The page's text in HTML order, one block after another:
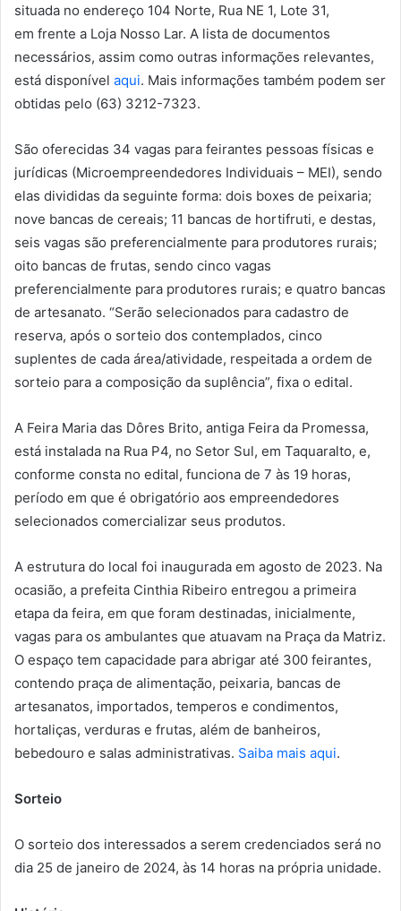
situada no endereço 104 Norte, Rua NE 1, Lote 31,
em frente a Loja Nosso Lar. A lista de documentos
necessários, assim como outras informações relevantes,
está disponível aqui. Mais informações também podem ser
obtidas pelo (63) 3212-7323.
São oferecidas 34 vagas para feirantes pessoas físicas e
jurídicas (Microempreendedores Individuais – MEI), sendo
elas divididas da seguinte forma: dois boxes de peixaria;
nove bancas de cereais; 11 bancas de hortifruti, e destas,
seis vagas são preferencialmente para produtores rurais;
oito bancas de frutas, sendo cinco vagas
preferencialmente para produtores rurais; e quatro bancas
de artesanato. “Serão selecionados para cadastro de
reserva, após o sorteio dos contemplados, cinco
suplentes de cada área/atividade, respeitada a ordem de
sorteio para a composição da suplência”, fixa o edital.
A Feira Maria das Dôres Brito, antiga Feira da Promessa,
está instalada na Rua P4, no Setor Sul, em Taquaralto, e,
conforme consta no edital, funciona de 7 às 19 horas,
período em que é obrigatório aos empreendedores
selecionados comercializar seus produtos.
A estrutura do local foi inaugurada em agosto de 2023. Na
ocasião, a prefeita Cinthia Ribeiro entregou a primeira
etapa da feira, em que foram destinadas, inicialmente,
vagas para os ambulantes que atuavam na Praça da Matriz.
O espaço tem capacidade para abrigar até 300 feirantes,
contendo praça de alimentação, peixaria, bancas de
artesanatos, importados, temperos e condimentos,
hortaliças, verduras e frutas, além de banheiros,
bebedouro e salas administrativas. Saiba mais aqui.
Sorteio
O sorteio dos interessados a serem credenciados será no
dia 25 de janeiro de 2024, às 14 horas na própria unidade.